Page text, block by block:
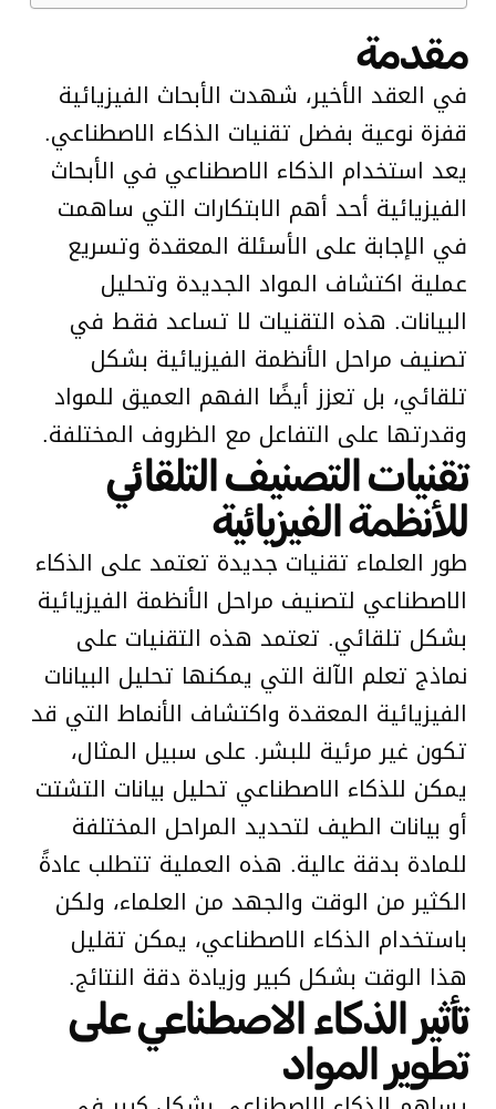
مقدمة
في العقد الأخير، شهدت الأبحاث الفيزيائية
قفزة نوعية بفضل تقنيات الذكاء الاصطناعي.
يعد استخدام الذكاء الاصطناعي في الأبحاث
الفيزيائية أحد أهم الابتكارات التي ساهمت
في الإجابة على الأسئلة المعقدة وتسريع
عملية اكتشاف المواد الجديدة وتحليل
البيانات. هذه التقنيات لا تساعد فقط في
تصنيف مراحل الأنظمة الفيزيائية بشكل
تلقائي، بل تعزز أيضًا الفهم العميق للمواد
وقدرتها على التفاعل مع الظروف المختلفة.
تقنيات التصنيف التلقائي
للأنظمة الفيزيائية
طور العلماء تقنيات جديدة تعتمد على الذكاء
الاصطناعي لتصنيف مراحل الأنظمة الفيزيائية
بشكل تلقائي. تعتمد هذه التقنيات على
نماذج تعلم الآلة التي يمكنها تحليل البيانات
الفيزيائية المعقدة واكتشاف الأنماط التي قد
تكون غير مرئية للبشر. على سبيل المثال،
يمكن للذكاء الاصطناعي تحليل بيانات التشتت
أو بيانات الطيف لتحديد المراحل المختلفة
للمادة بدقة عالية. هذه العملية تتطلب عادةً
الكثير من الوقت والجهد من العلماء، ولكن
باستخدام الذكاء الاصطناعي، يمكن تقليل
هذا الوقت بشكل كبير وزيادة دقة النتائج.
تأثير الذكاء الاصطناعي على
تطوير المواد